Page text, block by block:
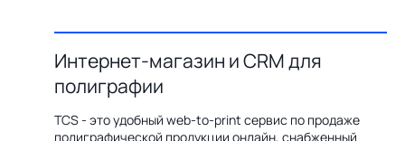
Интернет-магазин и CRM для
полиграфии
TCS - это удобный web-to-print сервис по продаже
полиграфической продукции онлайн, снабженный